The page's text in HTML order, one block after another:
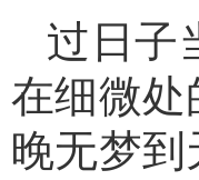
过日子
在细微处
晚无梦